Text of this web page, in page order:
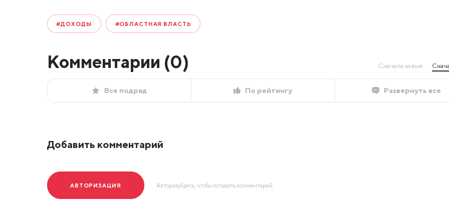
#ДОХОДЫ #ОБЛАСТНАЯ ВЛАСТЬ
Комментарии (0) Сначала новые
Все подряд По рейтингу Развернуть все
Добавить комментарий
АВТОРИЗАЦИЯ Авторизуйресь, чтобы оставить комментарий.